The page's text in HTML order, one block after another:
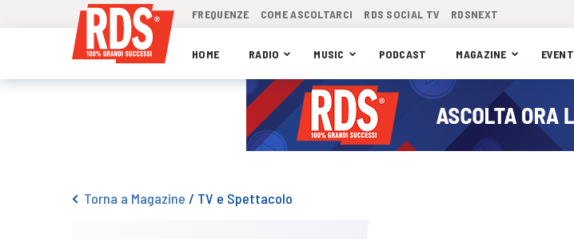
FREQUENZE COME ASCOLTARCI RDS SOCIAL TV RDSNEXT
HOME RADIO MUSIC PODCAST MAGAZINE
Torna a Magazine / TV e Spettacolo